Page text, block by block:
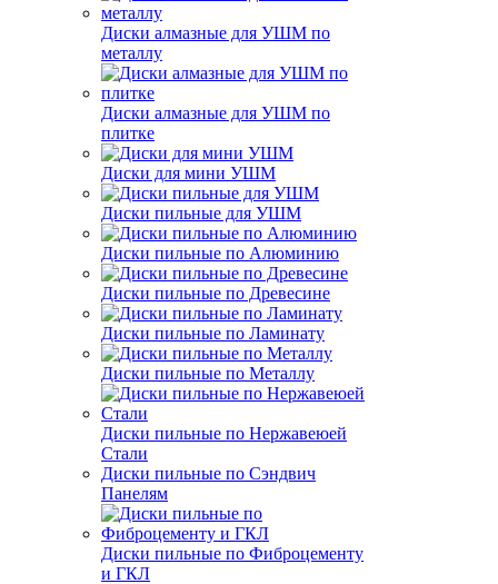
Диски алмазные для УШМ по
металлу
Диски алмазные для УШМ по
плитке
Диски для мини УШМ
Диски пильные для УШМ
Диски пильные по Алюминию
Диски пильные по Древесине
Диски пильные по Ламинату
Диски пильные по Металлу
Диски пильные по Нержавеюей
Стали
Диски пильные по Сэндвич
Панелям
Диски пильные по Фиброцементу
и ГКЛ